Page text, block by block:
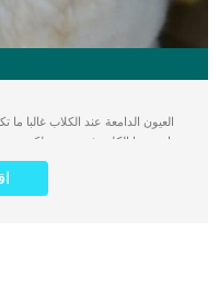
العيون الدامعة عند الكلاب غالبا
يعانى منها الكلب فى عينه. لكى
نتعرف اولا على الاسباب الكامنة
للعيون الدامعة الى جانب
لك افضل الطرق العلاجية الخاصة